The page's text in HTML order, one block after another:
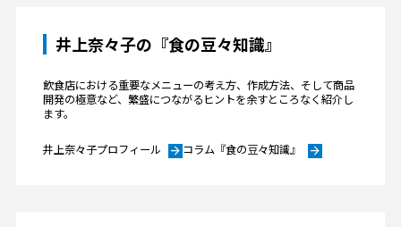
井上奈々子の『食の豆々知識』
飲食店における重要なメニューの考え方、作成方法、そして商品
開発の極意など、繁盛につながるヒントを余すところなく紹介し
ます。
井上奈々子プロフィール arrow_forwardコラム『食の豆々知識』 arrow_forward